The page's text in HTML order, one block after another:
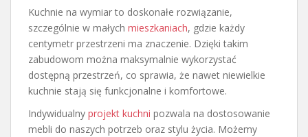
Kuchnie na wymiar to doskonałe rozwiązanie,
szczególnie w małych mieszkaniach, gdzie każdy
centymetr przestrzeni ma znaczenie. Dzięki takim
zabudowom można maksymalnie wykorzystać
dostępną przestrzeń, co sprawia, że nawet niewielkie
kuchnie stają się funkcjonalne i komfortowe.
Indywidualny projekt kuchni pozwala na dostosowanie
mebli do naszych potrzeb oraz stylu życia. Możemy